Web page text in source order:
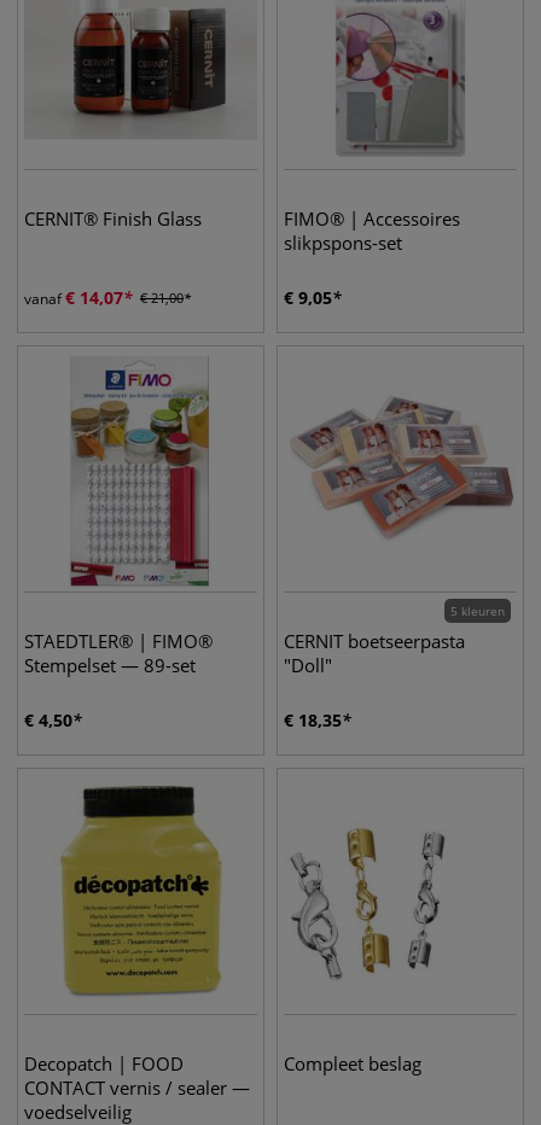
CERNIT® Finish Glass
vanaf€ 14,07 €21,00
FIMO® | Accessoires
slikpspons-set
€ 9,05
STAEDTLER® | FIMO®
Stempelset — 89-set
€ 4,50
5 kleuren
CERNIT boetseerpasta
"Doll"
€ 18,35
Decopatch | FOOD
CONTACT vernis / sealer —
voedselveilig
Compleet beslag